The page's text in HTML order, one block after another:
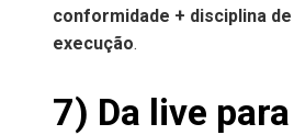
conformidade + disciplina de
execução.
7) Da live